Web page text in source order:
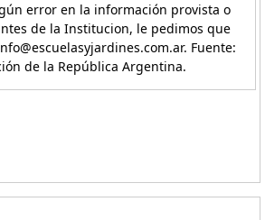
error en la información provista o
de la Institucion, le pedimos que
Fuente:
de la República Argentina.